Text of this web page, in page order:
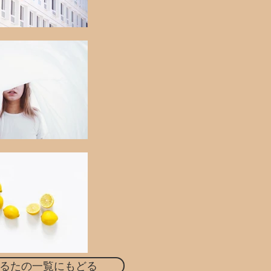
たの一覧にもどる